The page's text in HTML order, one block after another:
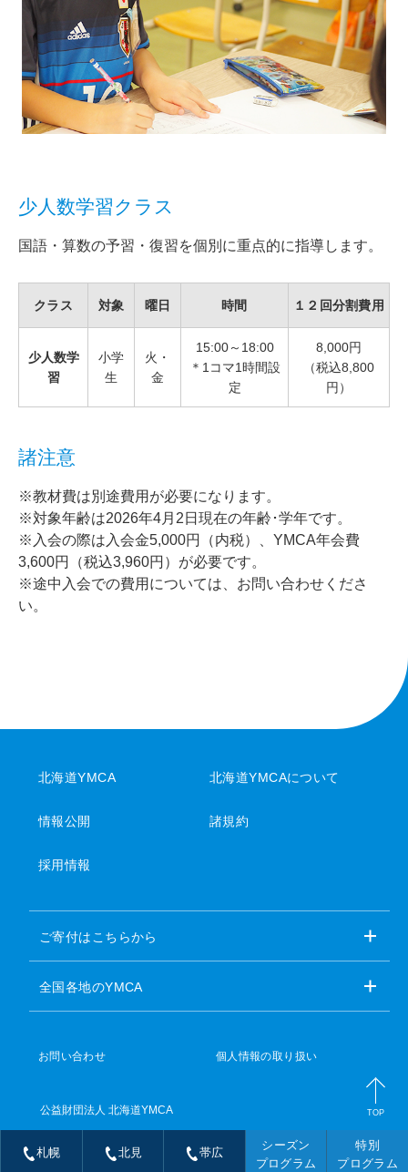
少人数学習クラス
国語・算数の予習・復習を個別に重点的に指導します。
クラス 対象 曜日 時間 １２回分割費用
少人数学
習
小学
生
火・
金
15:00～18:00
＊1コマ1時間設
定
8,000円
（税込8,800
円）
諸注意
※教材費は別途費用が必要になります。
※対象年齢は2026年4月2日現在の年齢･学年です。
※入会の際は入会金5,000円（内税）、YMCA年会費
3,600円（税込3,960円）が必要です。
※途中入会での費用については、お問い合わせくださ
い。
北海道YMCA
情報公開
採用情報
北海道YMCAについて
諸規約
ご寄付はこちらから
全国各地のYMCA
お問い合わせ 個人情報の取り扱い
公益財団法人 北海道YMCA TOP
札幌 北見 帯広
シーズン
プログラム
特別
プログラム